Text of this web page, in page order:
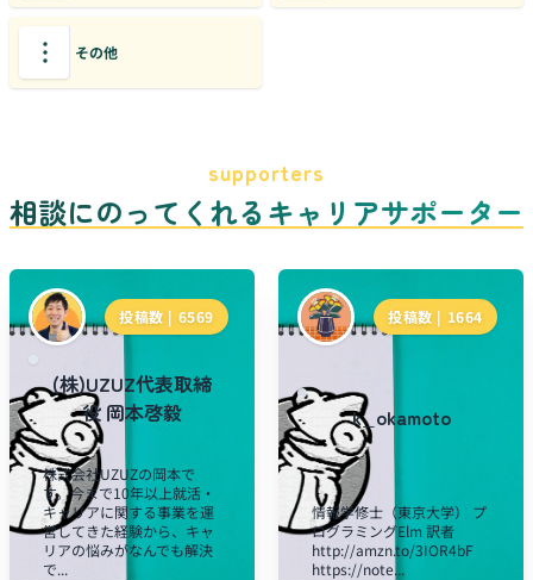
その他
supporters
相談にのってくれるキャリアサポーター
投稿数 | 6569
(株)UZUZ代表取締
役 岡本啓毅
株式会社UZUZの岡本で
す。今まで10年以上就活・
キャリアに関する事業を運
営してきた経験から、キャ
リアの悩みがなんでも解決
で...
投稿数 | 1664
k_okamoto
情報学修士（東京大学） プ
ログラミングElm 訳者
http://amzn.to/3IOR4bF
https://note...